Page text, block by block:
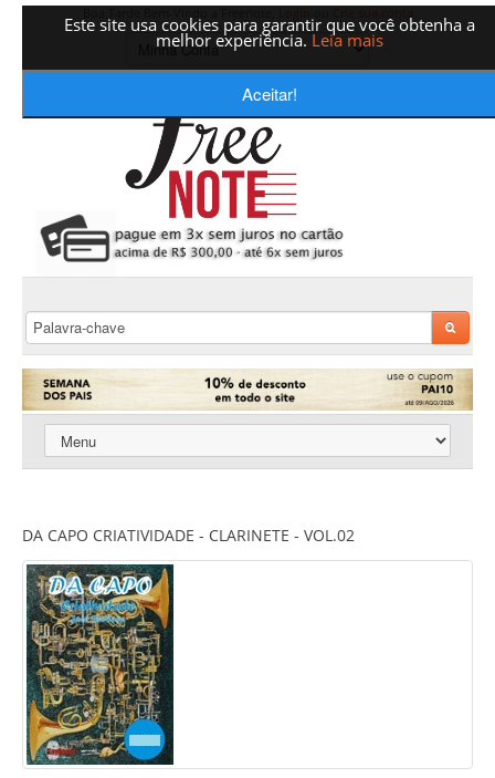
Este site usa cookies para garantir que você obtenha a
melhor experiência. Leia mais
Aceitar!
DA CAPO CRIATIVIDADE - CLARINETE - VOL.02